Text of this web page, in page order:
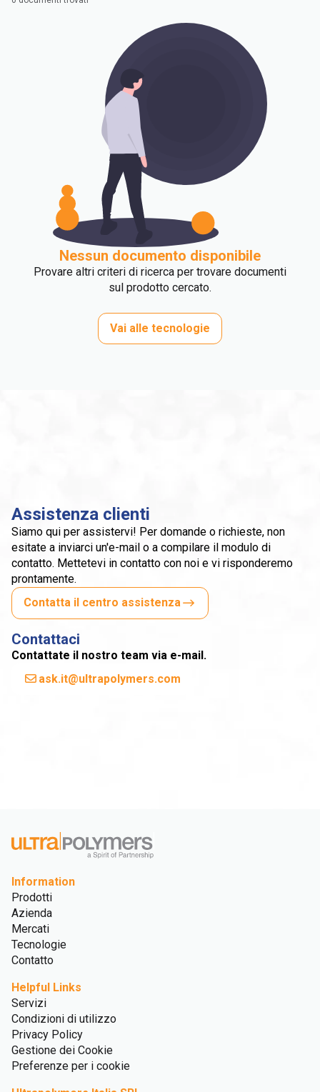
Nessun documento disponibile
Provare altri criteri di ricerca per trovare documenti
sul prodotto cercato.
Vai alle tecnologie
Assistenza clienti
Siamo qui per assistervi! Per domande o richieste, non
esitate a inviarci un'e-mail o a compilare il modulo di
contatto. Mettetevi in contatto con noi e vi risponderemo
prontamente.
Contatta il centro assistenza
Contattaci
Contattate il nostro team via e-mail.
ask.it@ultrapolymers.com
Information
Prodotti
Azienda
Mercati
Tecnologie
Contatto
Helpful Links
Servizi
Condizioni di utilizzo
Privacy Policy
Gestione dei Cookie
Preferenze per i cookie